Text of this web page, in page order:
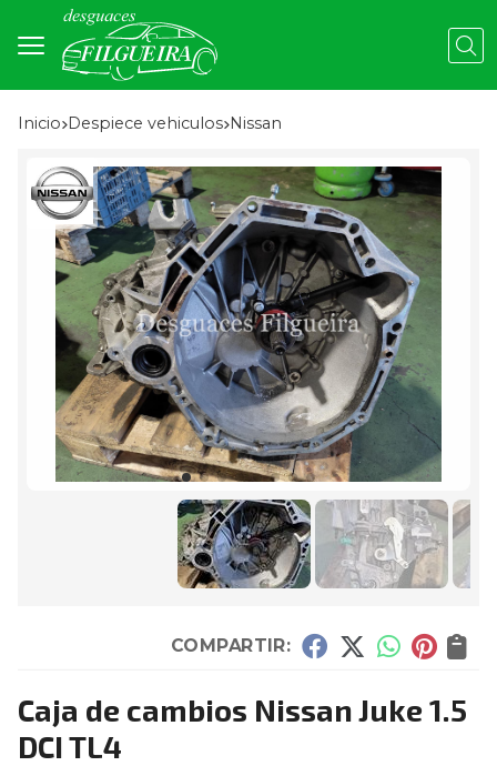
Inicio despiece vehiculos nissan
COMPARTIR:
Caja de cambios Nissan Juke 1.5
DCI TL4